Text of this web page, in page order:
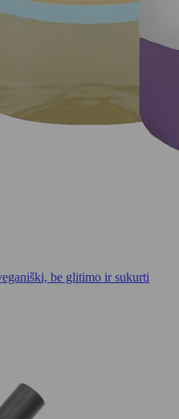
be glitimo ir sukurti